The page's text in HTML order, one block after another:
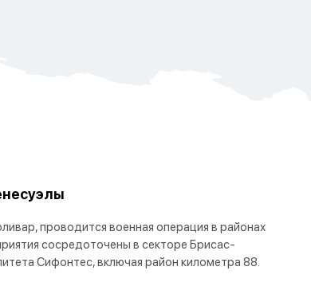
проводится военная операция в районах
сосредоточены в секторе Брисас-
Сифонтес, включая район километра 88.